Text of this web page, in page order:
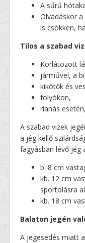
A sűrű
Olvadáskor
is csökken,
Tilos a szabad
Korlátozott
járművel, a
kikötők és
folyókon,
rianás
A szabad vizek
a jég kellő
fagyásban lévő jég
b. 8 cm
kb. 12 cm
sportolásra
kb. 18 cm
Balaton jegén
A jegesedés miatt